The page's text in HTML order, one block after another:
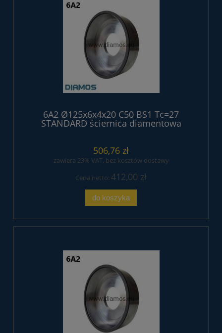
6A2 Ø125x6x4x20 C50 BS1 Tc=27
STANDARD ściernica diamentowa
506,76 zł
zawiera 23% VAT, bez kosztów dostawy
Cena netto: 412,00 zł
do koszyka